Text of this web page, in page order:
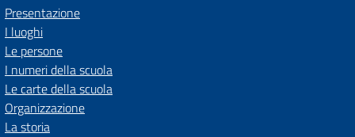
Presentazione
I luoghi
Le persone
I numeri della scuola
Le carte della scuola
Organizzazione
La storia